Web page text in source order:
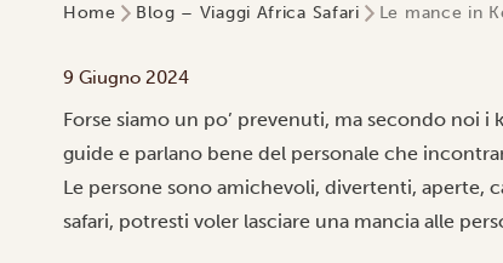
Home Blog – Viaggi Africa Safari Le mance in
9 Giugno 2024
Forse siamo un po’ prevenuti, ma secondo noi
guide e parlano bene del personale che
Le persone sono amichevoli, divertenti, aperte,
safari, potresti voler lasciare una mancia alle